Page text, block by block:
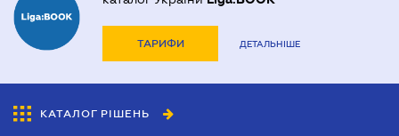
ТАРИФИ ДЕТАЛЬНІШЕ
КАТАЛОГ РІШЕНЬ